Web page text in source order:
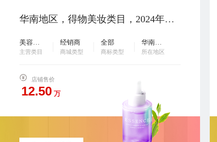
华南地区，得物美妆类目，2024年开，扣点23，主体变更，卖家诚心出售，欢迎咨询…
美容个护
主营类目
经销商
商城类型
全部
商标类型
华南地区
所在地区
店铺售价
万